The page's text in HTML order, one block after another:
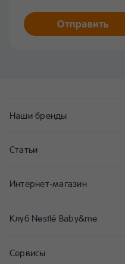
Отправить
Наши бренды
Статьи
Интернет-магазин
Клуб Nestlé Baby&me
Сервисы